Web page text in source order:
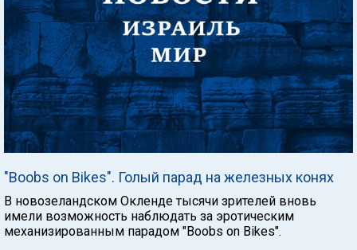
"Boobs on Bikes". Голый парад на железных конях
В новозеландском Окленде тысячи зрителей вновь
имели возможность наблюдать за эротическим
механизированным парадом "Boobs on Bikes".